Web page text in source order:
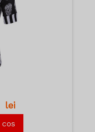
lei